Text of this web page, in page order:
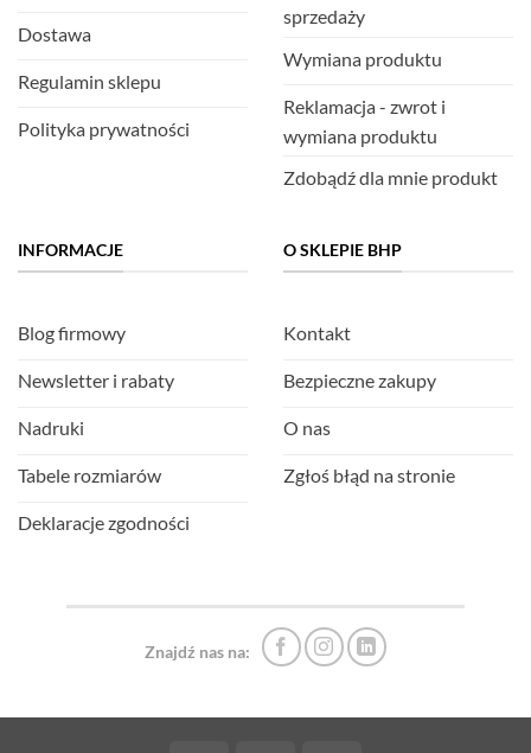
Dostawa
Regulamin sklepu
Polityka prywatności
sprzedaży
Wymiana produktu
Reklamacja - zwrot i
wymiana produktu
Zdobądź dla mnie produkt
INFORMACJE
Blog firmowy
Newsletter i rabaty
Nadruki
Tabele rozmiarów
Deklaracje zgodności
O SKLEPIE BHP
Kontakt
Bezpieczne zakupy
O nas
Zgłoś błąd na stronie
Znajdź nas na: